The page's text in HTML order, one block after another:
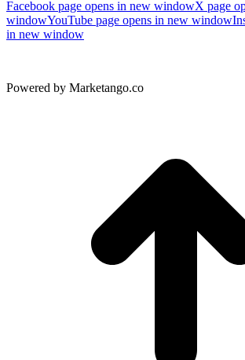
Facebook page opens in new windowX page
windowYouTube page opens in new window
in new window
Powered by Marketango.co